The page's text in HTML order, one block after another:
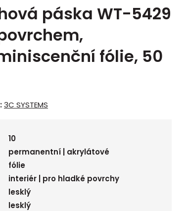
páska WT-5429
fólie, 50
3C SYSTEMS
10
permanentní | akrylátové
fólie
interiér | pro hladké povrchy
lesklý
lesklý